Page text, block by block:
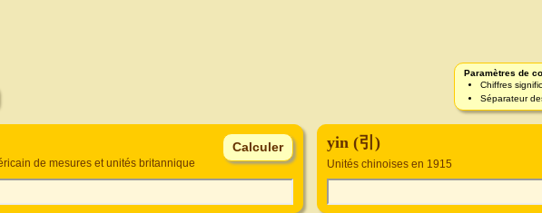
Paramètres de
Chiffres
Séparateur
de mesures et unités britannique
yin (引)
Unités chinoises en 1915